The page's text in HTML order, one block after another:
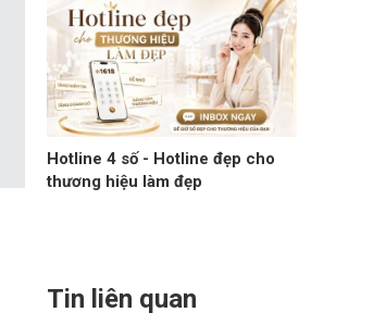
Hotline 4 số - Hotline đẹp cho
thương hiệu làm đẹp
Tin liên quan